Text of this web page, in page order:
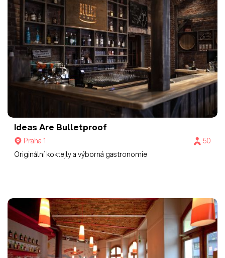
Ideas Are Bulletproof
Praha 1
50
Originální koktejly a výborná gastronomie